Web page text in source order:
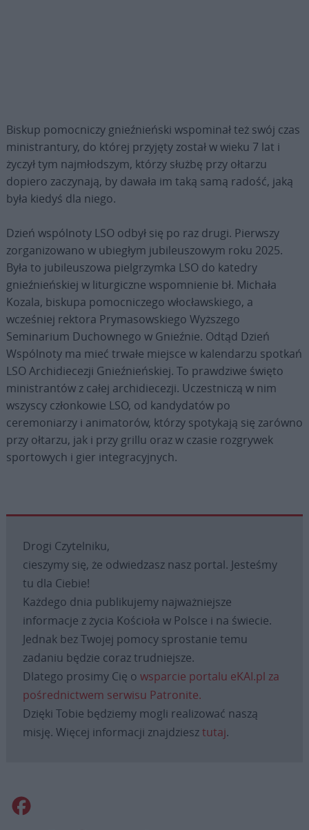
Biskup pomocniczy gnieźnieński wspominał też swój czas
ministrantury, do której przyjęty został w wieku 7 lat i
życzył tym najmłodszym, którzy służbę przy ołtarzu
dopiero zaczynają, by dawała im taką samą radość, jaką
była kiedyś dla niego.
Dzień wspólnoty LSO odbył się po raz drugi. Pierwszy
zorganizowano w ubiegłym jubileuszowym roku 2025.
Była to jubileuszowa pielgrzymka LSO do katedry
gnieźnieńskiej w liturgiczne wspomnienie bł. Michała
Kozala, biskupa pomocniczego włocławskiego, a
wcześniej rektora Prymasowskiego Wyższego
Seminarium Duchownego w Gnieźnie. Odtąd Dzień
Wspólnoty ma mieć trwałe miejsce w kalendarzu spotkań
LSO Archidiecezji Gnieźnieńskiej. To prawdziwe święto
ministrantów z całej archidiecezji. Uczestniczą w nim
wszyscy członkowie LSO, od kandydatów po
ceremoniarzy i animatorów, którzy spotykają się zarówno
przy ołtarzu, jak i przy grillu oraz w czasie rozgrywek
sportowych i gier integracyjnych.
Drogi Czytelniku,
cieszymy się, że odwiedzasz nasz portal. Jesteśmy
tu dla Ciebie!
Każdego dnia publikujemy najważniejsze
informacje z życia Kościoła w Polsce i na świecie.
Jednak bez Twojej pomocy sprostanie temu
zadaniu będzie coraz trudniejsze.
Dlatego prosimy Cię o wsparcie portalu eKAI.pl za
pośrednictwem serwisu Patronite.
Dzięki Tobie będziemy mogli realizować naszą
misję. Więcej informacji znajdziesztutaj.